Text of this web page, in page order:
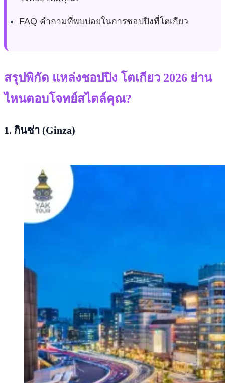
FAQ คำถามที่พบบ่อยในการชอปปิงที่โตเกียว
สรุปพิกัด แหล่งชอปปิง โตเกียว 2026 ย่าน
ไหนตอบโจทย์สไตล์คุณ?
1. กินซ่า (Ginza)